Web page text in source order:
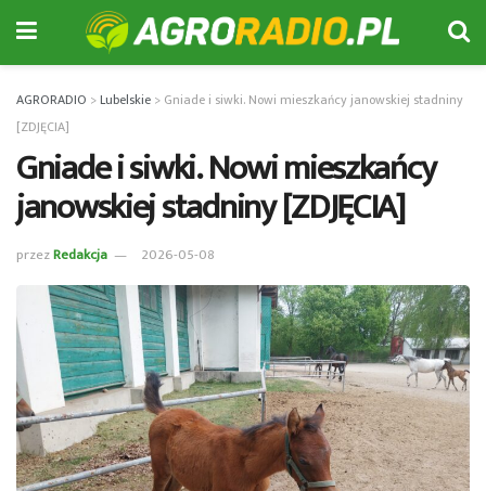
AGRORADIO >Lubelskie > Gniade i siwki. Nowi mieszkańcy janowskiej stadniny
[ZDJĘCIA]
Gniade i siwki. Nowi mieszkańcy
janowskiej stadniny [ZDJĘCIA]
przezRedakcja 2026-05-08